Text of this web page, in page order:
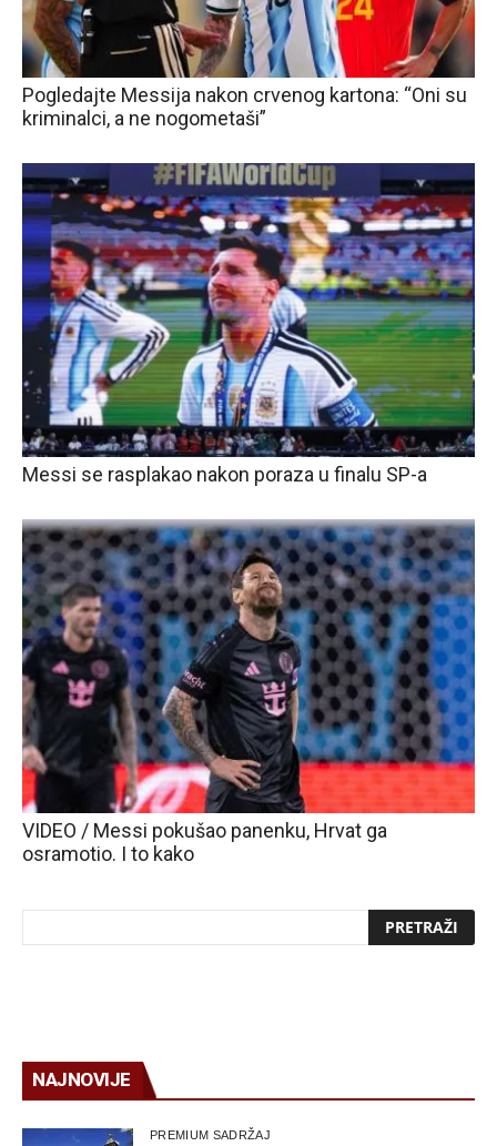
Pogledajte Messija nakon crvenog kartona: “Oni su
kriminalci, a ne nogometaši”
Messi se rasplakao nakon poraza u finalu SP-a
VIDEO / Messi pokušao panenku, Hrvat ga
osramotio. I to kako
NAJNOVIJE
PREMIUM SADRŽAJ